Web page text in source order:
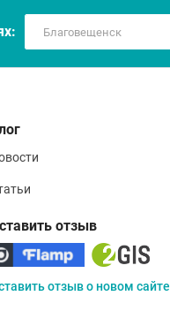
отзыв
отзыв о новом сайте